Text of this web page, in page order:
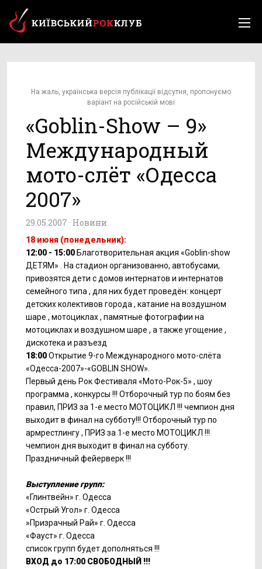
На жаль, українська версія публікації відсутня, пропонуємо
варіант на російській мові
«Goblin-Show – 9»
Международный
мото-слёт «Одесса
2007»
29.05.2007 · Новини
18 июня (понедельник):
12:00 - 15:00 Благотворительная акция «Goblin-show
ДЕТЯМ» . На стадион организованно, автобусами,
привозятся дети с домов интернатов и интернатов
семейного типа , для них будет проведён: концерт
детских колективов города , катание на воздушном
шаре , мотоциклах , памятные фотографии на
мотоциклах и воздушном шаре , а также угощение ,
дискотека и разъезд
18:00Открытие 9-го Международного мото-слёта
«Одесса-2007»-«GOBLIN SHOW».
Первый день Рок Фестиваля «Мото-Рок-5» , шоу
программа , конкурсы !!! Отборочный тур по боям без
правил, ПРИЗ за 1-е место МОТОЦИКЛ !!! чемпион дня
выходит в финал на субботу!!! Отборочный тур по
армрестлингу , ПРИЗ за 1-е место МОТОЦИКЛ !!!
чемпион дня выходит в финал на субботу.
Праздничный фейерверк !!!
Выступление групп:
«Глинтвейн» г. Одесса
«Острый Угол» г. Одесса
»Призрачный Рай» г. Одесса
«Фауст» г. Одесса
список групп будет дополняться !!!
ВХОД до 17:00 СВОБОДНЫЙ !!!